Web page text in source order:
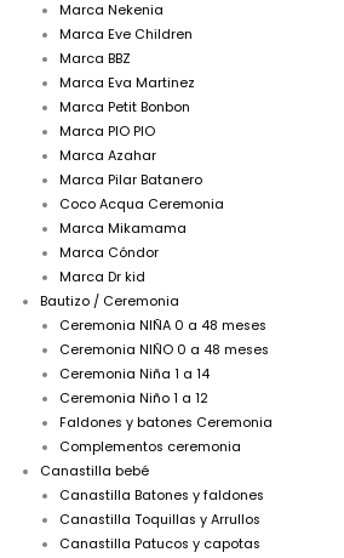
Marca Nekenia
Marca Eve Children
Marca BBZ
Marca Eva Martinez
Marca Petit Bonbon
Marca PIO PIO
Marca Azahar
Marca Pilar Batanero
Coco Acqua Ceremonia
Marca Mikamama
Marca Cóndor
Marca Dr kid
Bautizo / Ceremonia
Ceremonia NIÑA 0 a 48 meses
Ceremonia NIÑO 0 a 48 meses
Ceremonia Niña 1 a 14
Ceremonia Niño 1 a 12
Faldones y batones Ceremonia
Complementos ceremonia
Canastilla bebé
Canastilla Batones y faldones
Canastilla Toquillas y Arrullos
Canastilla Patucos y capotas